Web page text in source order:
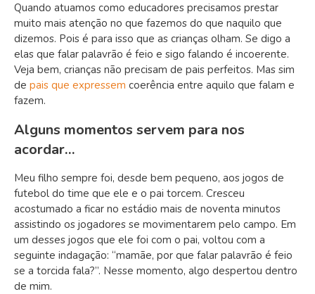
Quando atuamos como educadores precisamos prestar
muito mais atenção no que fazemos do que naquilo que
dizemos. Pois é para isso que as crianças olham. Se digo a
elas que falar palavrão é feio e sigo falando é incoerente.
Veja bem, crianças não precisam de pais perfeitos. Mas sim
de pais que expressem coerência entre aquilo que falam e
fazem.
Alguns momentos servem para nos
acordar…
Meu filho sempre foi, desde bem pequeno, aos jogos de
futebol do time que ele e o pai torcem. Cresceu
acostumado a ficar no estádio mais de noventa minutos
assistindo os jogadores se movimentarem pelo campo. Em
um desses jogos que ele foi com o pai, voltou com a
seguinte indagação: “mamãe, por que falar palavrão é feio
se a torcida fala?”. Nesse momento, algo despertou dentro
de mim.